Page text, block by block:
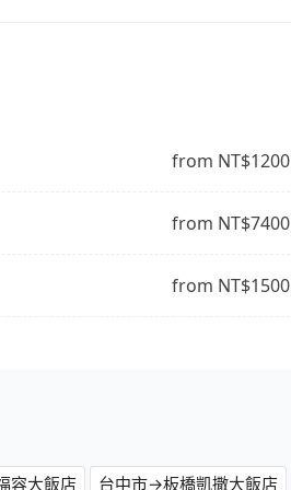
的服務。
from NT$1200
from NT$7400
from NT$1500
容大飯店 台中市→板橋凱撒大飯店